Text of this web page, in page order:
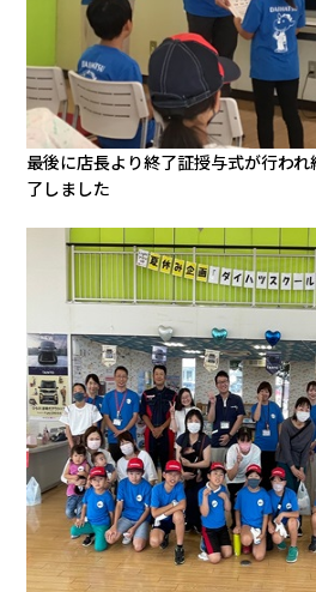
最後に店長より終了証授与式が行わ
了しました